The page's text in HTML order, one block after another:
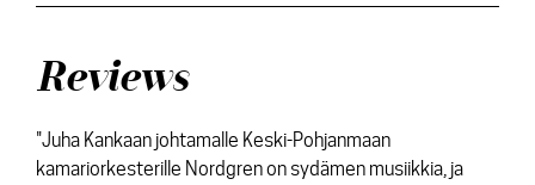
Reviews
"Juha Kankaan johtamalle Keski-Pohjanmaan
kamariorkesterille Nordgren on sydämen musiikkia, ja